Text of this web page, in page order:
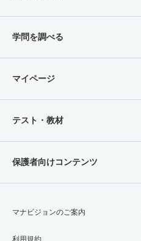
学問を調べる
マイページ
テスト・教材
保護者向けコンテンツ
マナビジョンのご案内
利用規約